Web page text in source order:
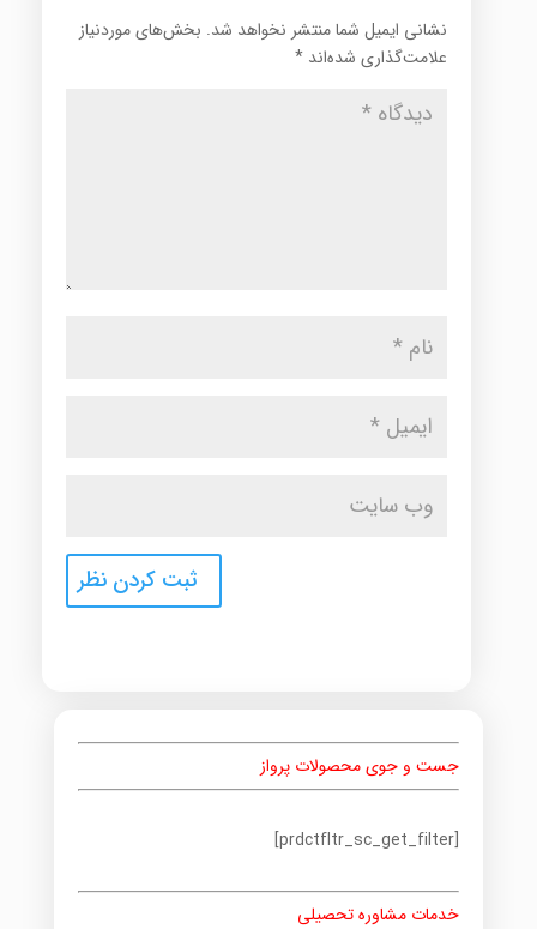
نشانی ایمیل شما منتشر نخواهد شد. بخش‌های موردنیاز
علامت‌گذاری شده‌اند *
جست و جوی محصولات پرواز
[prdctfltr_sc_get_filter]
خدمات مشاوره تحصیلی